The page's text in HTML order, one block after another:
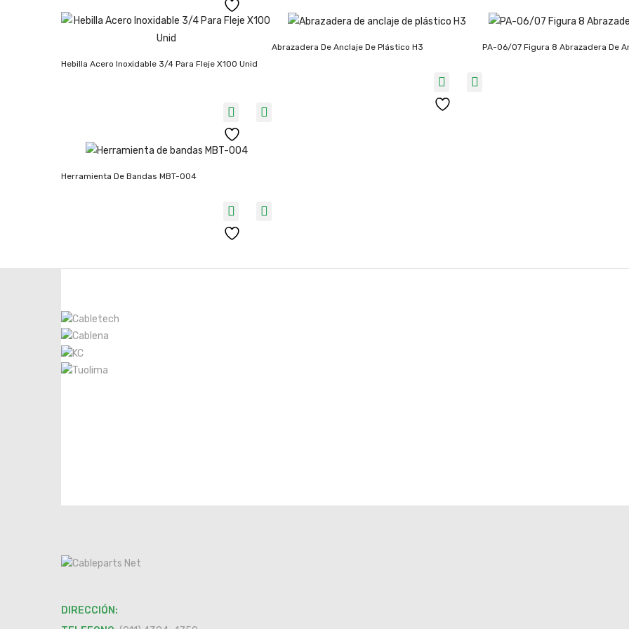
Hebilla Acero Inoxidable 3/4 Para Fleje X100 Unid
Abrazadera De Anclaje De Plástico H3 PA-06/07 Figura 8 Abrazadera De
Herramienta De Bandas MBT-004
DIRECCIÓN: